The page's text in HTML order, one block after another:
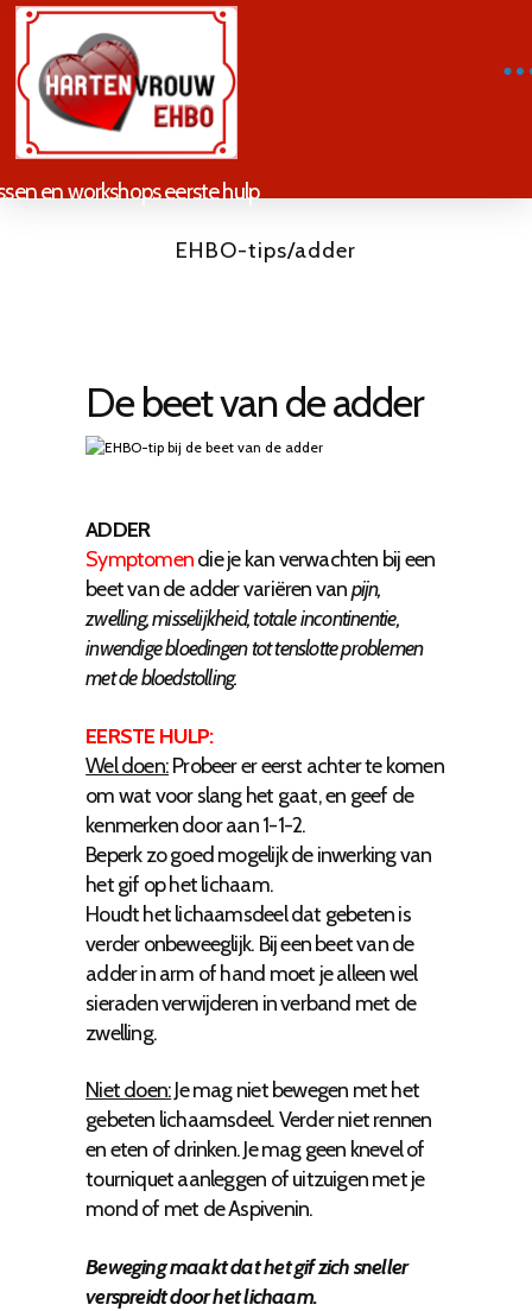
en workshops eerste hulp
EHBO-tips/adder
De beet van de adder
ADDER
Symptomendie je kan verwachten bij een
beet van de adder variëren vanpijn,
zwelling, misselijkheid, totale incontinentie,
inwendige bloedingen tot tenslotte problemen
met de bloedstolling.
EERSTE HULP:
Wel doen:Probeer er eerst achter te komen
om wat voor slang het gaat, en geef de
kenmerken door aan 1-1-2.
Beperk zo goed mogelijk de inwerking van
het gif op het lichaam.
Houdt het lichaamsdeel dat gebeten is
verder onbeweeglijk. Bij een beet van de
adder in arm of hand moet je alleen wel
sieraden verwijderen in verband met de
zwelling.
Niet doen:Je mag niet bewegen met het
gebeten lichaamsdeel. Verder niet rennen
en eten of drinken. Je mag geen knevel of
tourniquet aanleggen of uitzuigen met je
mond of met de Aspivenin.
Beweging maakt dat het gif zich sneller
verspreidt door het lichaam.